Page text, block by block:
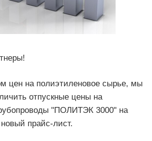
цен на полиэтиленовое сырье, мы
отпускные цены на
"ПОЛИТЭК 3000" на
прайс-лист.